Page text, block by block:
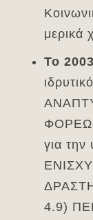
μερικά
Το 2003
για
4.9)